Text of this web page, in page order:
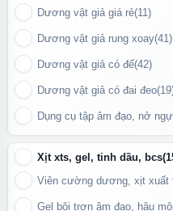
Hướng dẫn sử dụng tính
Cách sử dụng:
Nhấn giữ nút nguồn 3 giây để
Dương vật giả giá rẻ(11)
Dương vật giả rung xoay(41)
Dương vật giả có đế(42)
Dương vật giả có đai đeo
Dụng cụ tập âm đạo, nở
Xịt xts, gel, tinh dầu, bcs
Viên cường dương, xịt xuất
Gel bôi trơn âm đạo, hậu